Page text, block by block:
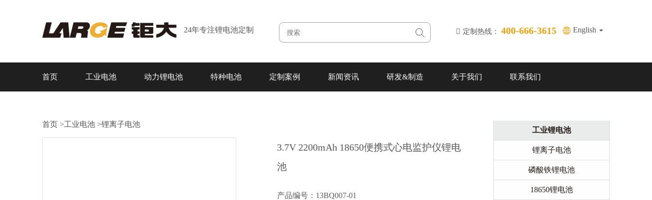
24年专注锂电池定制 定制热线： 400-666-3615 English
首页 工业电池 动力锂电池 特种电池 定制案例 新闻资讯 研发&制造 关于我们 联系我们
首页 >工业电池 >锂离子电池
3.7V 2200mAh 18650便携式心电监护仪锂电
池
产品编号：13BQ007-01
工业锂电池
锂离子电池
磷酸铁锂电池
18650锂电池